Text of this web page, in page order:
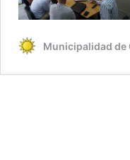
Municipalidad de